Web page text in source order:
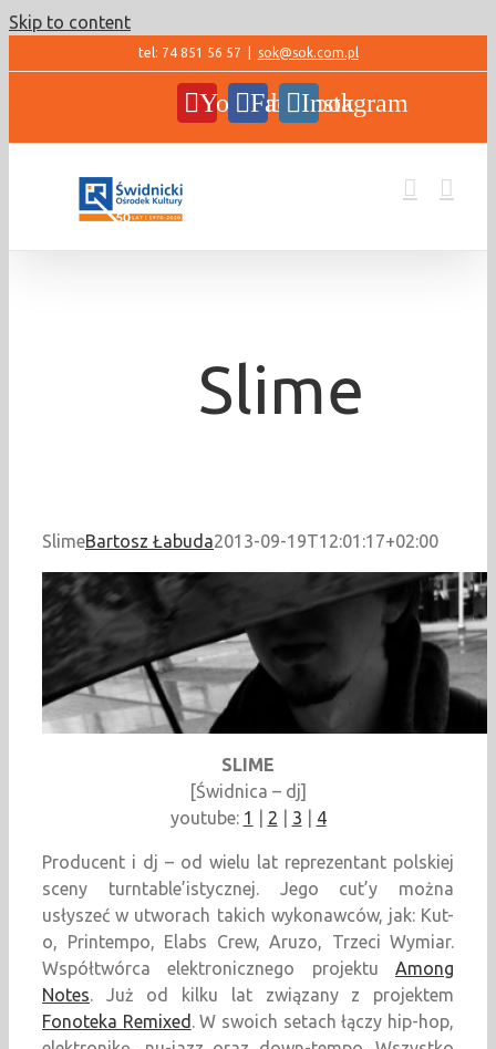
Skip to content
tel: 74 851 56 57 sok@sok.com.pl
YouTubeFacebookInstagram
Slime
SlimeBartosz Łabuda2013-09-19T12:01:17+02:00
SLIME
[Świdnica – dj]
youtube: 1 2 3 4
Producent i dj – od wielu lat reprezentant polskiej
sceny turntable’istycznej. Jego cut’y można
usłyszeć w utworach takich wykonawców, jak: Kut-
o, Printempo, Elabs Crew, Aruzo, Trzeci Wymiar.
Współtwórca elektronicznego projektu Among
Notes. Już od kilku lat związany z projektem
Fonoteka Remixed . W swoich setach łączy hip-hop,